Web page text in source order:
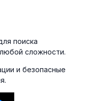
поиска
сложности.
и безопасные